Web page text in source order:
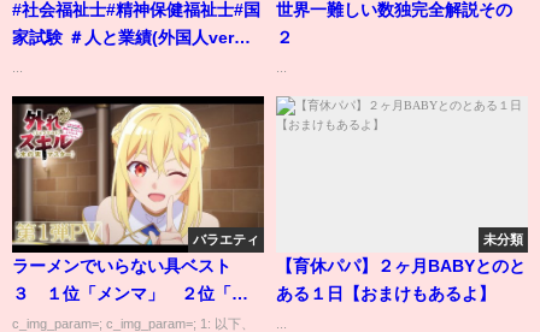
#社会福祉士#精神保健福祉士#国
家試験 ＃人と業績(外国人ver）
９３」
...
世界一難しい数独完全解説その
２
...
バラエティ
ラーメンでいらない具ベスト
３ １位「メンマ」 ２位「海
苔」 ３位「？」
c_img_param=; c_img_param=; 1: 以下、
未分類
【育休パパ】２ヶ月BABYとのと
ある１日【おまけもあるよ】